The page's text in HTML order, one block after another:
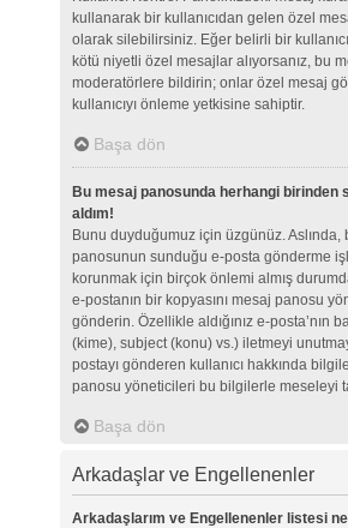
kullanarak bir kullanıcıdan gelen özel
olarak silebilirsiniz. Eğer belirli bir
kötü niyetli özel mesajlar alıyorsanız, bu
moderatörlere bildirin; onlar özel mesaj
kullanıcıyı önleme yetkisine sahiptir.
Başa dön
Bu mesaj panosunda herhangi birinden
aldım!
Bunu duyduğumuz için üzgünüz. Aslında,
panosunun sunduğu e-posta gönderme
korunmak için birçok önlemi almış
e-postanın bir kopyasını mesaj panosu
gönderin. Özellikle aldığınız e-posta’nın
(kime), subject (konu) vs.) iletmeyi
postayı gönderen kullanıcı hakkında
panosu yöneticileri bu bilgilerle meseleyi
Başa dön
Arkadaşlar ve Engellenenler
Arkadaşlarım ve Engellenenler listesi